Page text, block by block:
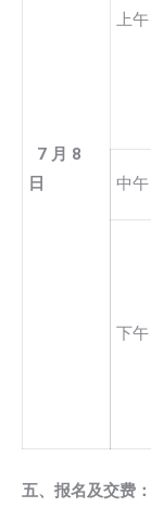
7 月 8
日
上午
中午
下午
五、报名及交费：